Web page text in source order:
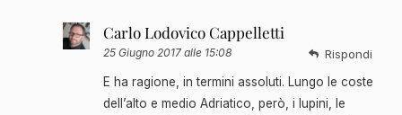
Carlo Lodovico Cappelletti
25 Giugno 2017 alle 15:08
E ha ragione, in termini assoluti. Lungo le coste
dell’alto e medio Adriatico, però, i lupini, le
Rispondi